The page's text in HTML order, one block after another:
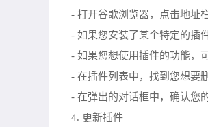
- 打开谷歌浏览器，点击地址
- 如果您安装了某个特定的插
- 如果您想使用插件的功能，
- 在插件列表中，找到您想要
- 在弹出的对话框中，确认您
4. 更新插件